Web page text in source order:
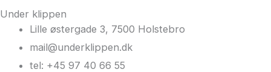
Under klippen
Lille østergade 3, 7500 Holstebro
mail@underklippen.dk
tel: +45 97 40 66 55